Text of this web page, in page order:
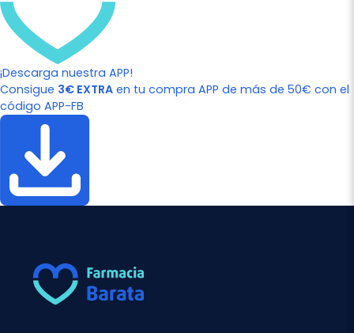
¡Descarga nuestra APP!
Consigue 3€ EXTRA en tu compra APP de más de 50€ con el
código APP-FB